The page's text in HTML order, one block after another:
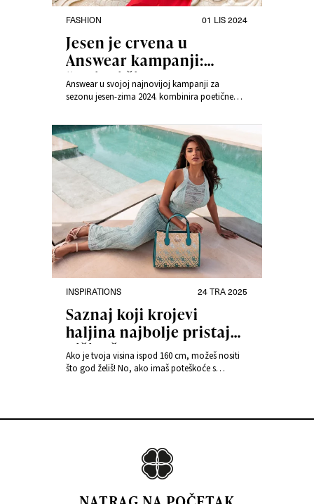
FASHION 01 LIS 2024
Jesen je crvena u
Answear kampanji:
“Odjeni život
dragocjenim stvarima.”
Answear u svojoj najnovijoj kampanji za
sezonu jesen-zima 2024. kombinira poetične
naglasak na detalje. Brend prikazuje modu koja
ne samo da ukrašava, već i priča priče – one
koje ostaju.
INSPIRATIONS 24 TRA 2025
Saznaj koji krojevi
haljina najbolje pristaju
nižim ženama
Ako je tvoja visina ispod 160 cm, možeš nositi
što god želiš! No, ako imaš poteškoće s
za niže žene – provjeri koja je dužina prava za
Moda puna kontrasta – Nova